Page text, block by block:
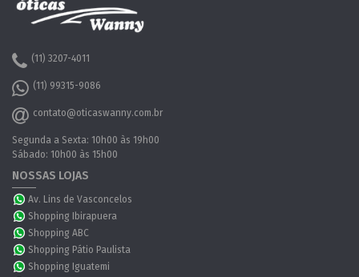
(11) 3207-4011
(11) 99315-9086
contato@oticaswanny.com.br
Segunda a Sexta: 10h00 às 19h00
Sábado: 10h00 às 15h00
NOSSAS LOJAS
Av. Lins de Vasconcelos
Shopping Ibirapuera
Shopping ABC
Shopping Pátio Paulista
Shopping Iguatemi